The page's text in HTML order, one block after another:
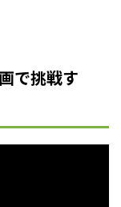
で挑戦す